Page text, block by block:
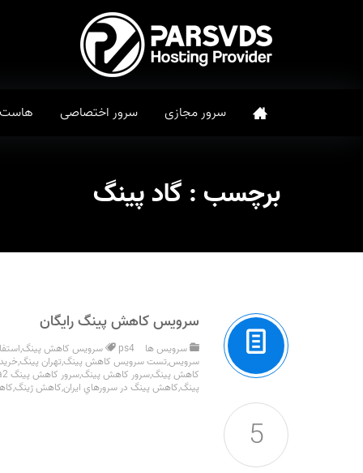
سرور مجازی سرور اختصاصی هاست
برچسب : گاد پینگ
5
سرویس کاهش پینگ رایگان
سرویس ها ps4 سرويس کاهش پينگ ,
سرويس,تست سرويس کاهش پينگ,تهران پینگ,
کاهش پينگ,سرور کاهش پينگ,سرور کاهش پينگ dota2
پينگ,كاهش پينگ در سرورهاي ايران,كاهش ژينگ,